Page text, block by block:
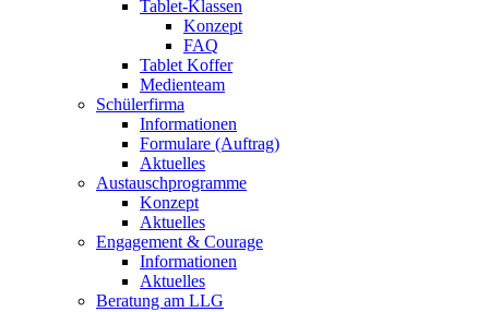
Tablet-Klassen
Konzept
FAQ
Tablet Koffer
Medienteam
Schülerfirma
Informationen
Formulare (Auftrag)
Aktuelles
Austauschprogramme
Konzept
Aktuelles
Engagement & Courage
Informationen
Aktuelles
Beratung am LLG